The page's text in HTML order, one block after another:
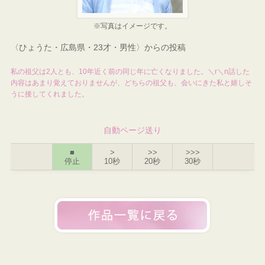
※写真はイメージです。
〈ひょうた・広島県・23才・男性〉からの投稿
私の祖父は2人とも、10年近く前の同じ年に亡くなりました。＼r＼n話した
内容はあまり覚えておりませんが、どちらの祖父も、会いにきた私と嬉しそ
うに接してくれました。
自動ページ送り
■
停止
>
10秒
>>
20秒
>>>
30秒